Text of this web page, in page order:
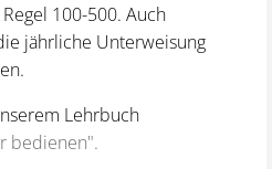
100-500. Auch
jährliche Unterweisung
Lehrbuch
bedienen".